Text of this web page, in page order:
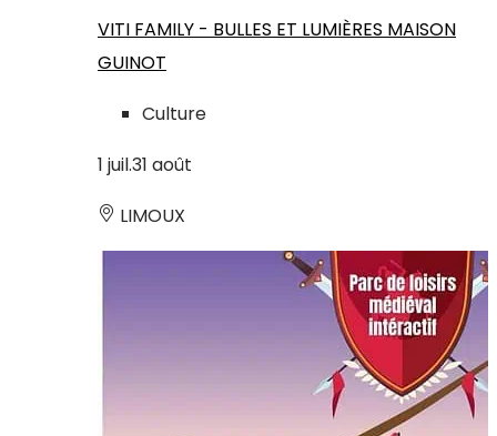
VITI FAMILY - BULLES ET LUMIÈRES MAISON
GUINOT
Culture
1 juil.31 août
LIMOUX